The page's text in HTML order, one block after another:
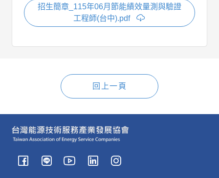
招生簡章_115年06月節能績效量測與驗證
工程師(台中).pdf
回上一頁